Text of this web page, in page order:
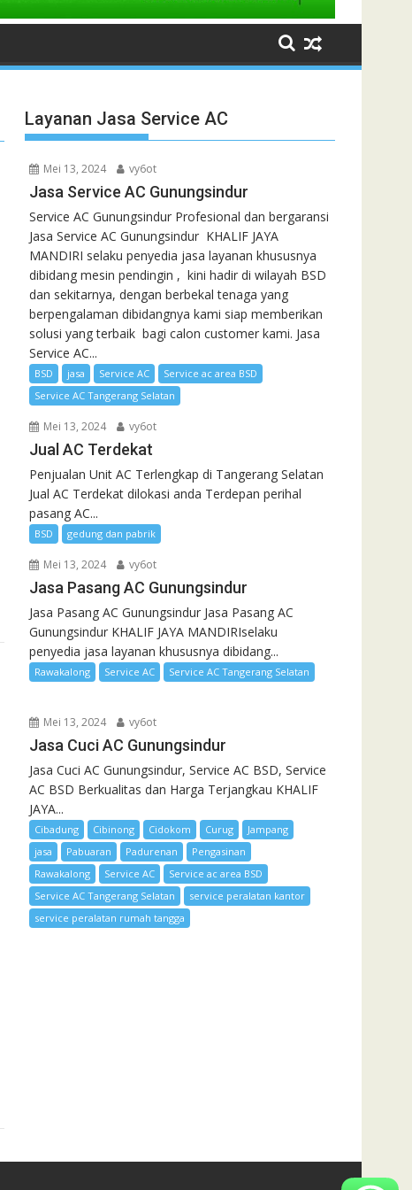
Layanan Jasa Service AC
Mei 13, 2024 vy6ot
Jasa Service AC Gunungsindur
Service AC Gunungsindur Profesional dan bergaransi
Jasa Service AC Gunungsindur KHALIF JAYA
MANDIRI selaku penyedia jasa layanan khususnya
dibidang mesin pendingin , kini hadir di wilayah BSD
dan sekitarnya, dengan berbekal tenaga yang
berpengalaman dibidangnya kami siap memberikan
solusi yang terbaik bagi calon customer kami. Jasa
Service AC...
BSD jasa Service AC
Service ac area BSD
Service AC Tangerang Selatan
Mei 13, 2024 vy6ot
Jual AC Terdekat
Penjualan Unit AC Terlengkap di Tangerang Selatan
Jual AC Terdekat dilokasi anda Terdepan perihal
pasang AC...
BSD gedung dan pabrik
Mei 13, 2024 vy6ot
Jasa Pasang AC Gunungsindur
Jasa Pasang AC Gunungsindur Jasa Pasang AC
Gunungsindur KHALIF JAYA MANDIRIselaku
penyedia jasa layanan khususnya dibidang...
Rawakalong Service AC Service AC Tangerang Selatan
Mei 13, 2024 vy6ot
Jasa Cuci AC Gunungsindur
Jasa Cuci AC Gunungsindur, Service AC BSD, Service
AC BSD Berkualitas dan Harga Terjangkau KHALIF
JAYA...
Cibadung Cibinong Cidokom Curug
Jampang
jasa
Pabuaran Padurenan
Pengasinan
Rawakalong
Service AC
Service ac area BSD
Service AC Tangerang Selatan
service peralatan kantor
service peralatan rumah tangga